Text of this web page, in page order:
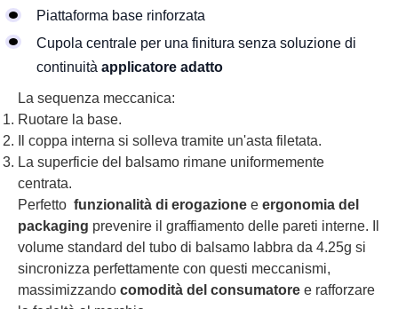
Piattaforma base rinforzata
Cupola centrale per una finitura senza soluzione di
continuità applicatore adatto
La sequenza meccanica:
Ruotare la base.
Il coppa interna si solleva tramite un'asta filetata.
La superficie del balsamo rimane uniformemente
centrata.
Perfetto funzionalità di erogazione e ergonomia del
packaging prevenire il graffiamento delle pareti interne. Il
volume standard del tubo di balsamo labbra da 4.25g si
sincronizza perfettamente con questi meccanismi,
massimizzando comodità del consumatore e rafforzare